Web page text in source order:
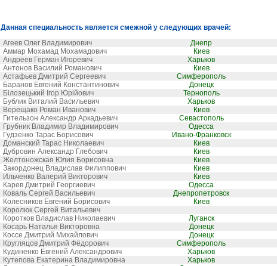
Данная специальность является смежной у следующих врачей:
Агеев Олег Владимирович
Днепр
Аммар Мохамад Мохамадович
Киев
Андреев Герман Игоревич
Харьков
Антонов Василий Романович
Киев
Астафьев Дмитрий Сергеевич
Симферополь
Баранов Евгений Константинович
Донецк
Білозецький Ігор Юрійович
Тернополь
Бублик Виталий Васильевич
Харьков
Верещако Роман Иванович
Киев
Гительзон Александр Аркадьевич
Севастополь
Грубник Владимир Владимирович
Одесса
Гудзенко Тарас Борисович
Ивано-Франковск
Доманский Тарас Николаевич
Киев
Дубровин Александр Глебович
Киев
Желтоножская Юлия Борисовна
Киев
Закордонец Владислав Филиппович
Киев
Ильченко Валерий Викторович
Киев
Карев Дмитрий Георгиевич
Одесса
Коваль Сергей Васильевич
Днепропетровск
Колесников Евгений Борисович
Киев
Королюк Сергей Витальевич
Коротков Владислав Николаевич
Луганск
Косарь Наталья Викторовна
Донецк
Коссе Дмитрий Михайлович
Донецк
Кругляцов Дмитрий Фёдорович
Симферополь
Кудиненко Евгений Александрович
Харьков
Кутепова Екатерина Владимировна
Харьков